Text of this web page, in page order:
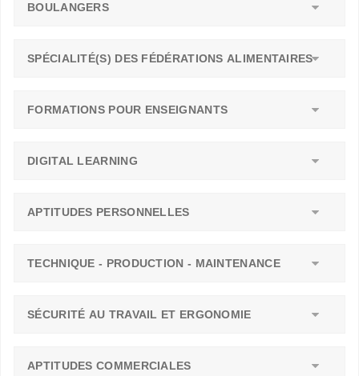
BOULANGERS
SPÉCIALITÉ(S) DES FÉDÉRATIONS ALIMENTAIRES
FORMATIONS POUR ENSEIGNANTS
DIGITAL LEARNING
APTITUDES PERSONNELLES
TECHNIQUE - PRODUCTION - MAINTENANCE
SÉCURITÉ AU TRAVAIL ET ERGONOMIE
APTITUDES COMMERCIALES